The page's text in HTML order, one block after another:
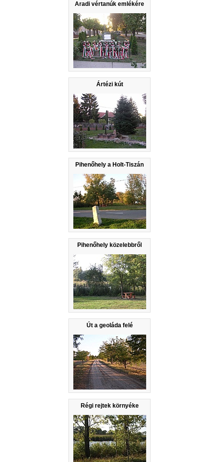
Aradi vértanúk emlékére
Ártézi kút
Pihenőhely a Holt-Tiszán
Pihenőhely közelebbről
Út a geoláda felé
Régi rejtek környéke